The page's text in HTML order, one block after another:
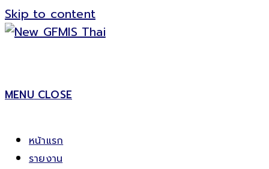
Skip to content
MENU CLOSE
หน้าแรก
รายงาน